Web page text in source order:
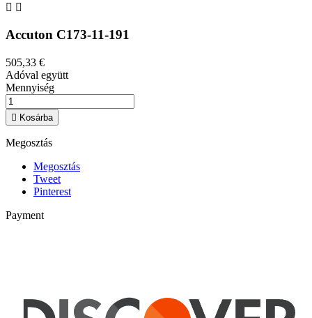
 
Accuton C173-11-191
505,33 €
Adóval együtt
Mennyiség
 Kosárba
Megosztás
Megosztás
Tweet
Pinterest
Payment